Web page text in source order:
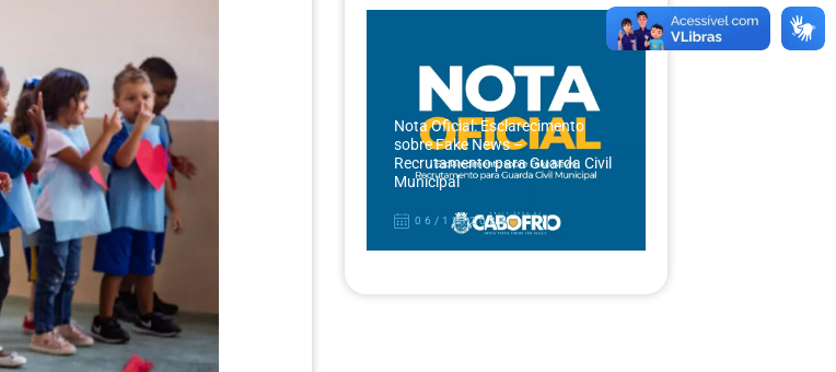
Nota Oficial: Esclarecimento
sobre Fake News –
Recrutamento para Guarda Civil
Municipal
06/12/2024